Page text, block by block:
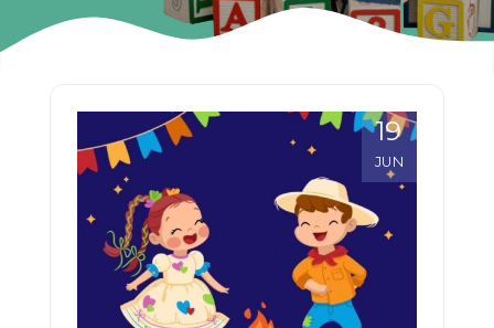
19
JUN